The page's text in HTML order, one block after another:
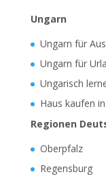
Ungarn
Ungarn für
Ungarn für
Ungarisch
Haus kaufen
Regionen
Oberpfalz
Regensburg